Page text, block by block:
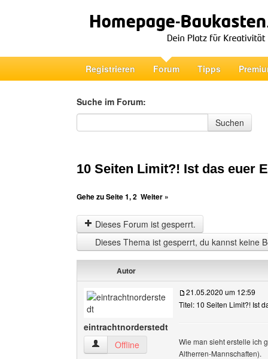
Registrieren Forum Tipps
Suche im Forum:
Suche im Forum
Suchen
10 Seiten Limit?! Ist das euer
Gehe zu Seite1,2 Weiter »
Dieses Forum ist gesperrt.
Dieses Thema ist gesperrt, du kannst keine
Autor
eintrachtnorderstedt
eintrachtnorderstedt Benutzer-Profile anzeigen
Offline
21.05.2020 um 12:59
Titel: 10 Seiten Limit?! Ist
Wie man sieht erstelle ich
Altherren-Mannschaften).